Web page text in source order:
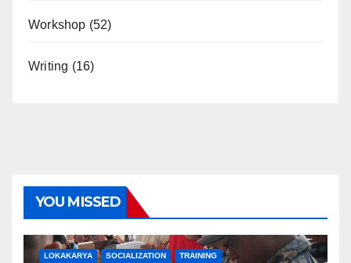
Workshop (52)
Writing (16)
YOU MISSED
LOKAKARYA SOCIALIZATION TRAINING